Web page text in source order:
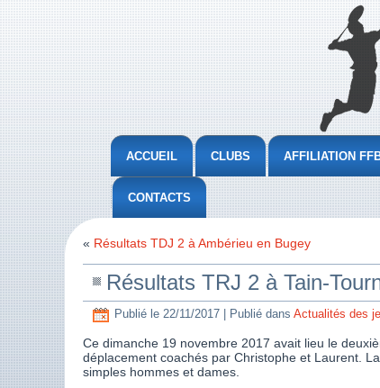
ACCUEIL CLUBS AFFILIATION
CONTACTS
« Résultats TDJ 2 à Ambérieu en Bugey
Résultats TRJ 2 à Tain-
Publié le 22/11/2017 Publié dans Actualités des
Ce dimanche 19 novembre 2017 avait lieu le
déplacement coachés par Christophe et Laurent.
simples hommes et dames.